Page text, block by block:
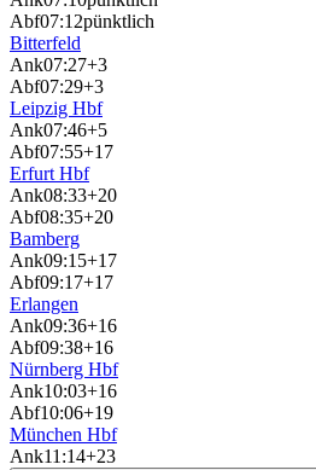
Abf07:12pünktlich
Bitterfeld
Ank07:27+3
Abf07:29+3
Leipzig Hbf
Ank07:46+5
Abf07:55+17
Erfurt Hbf
Ank08:33+20
Abf08:35+20
Bamberg
Ank09:15+17
Abf09:17+17
Erlangen
Ank09:36+16
Abf09:38+16
Nürnberg Hbf
Ank10:03+16
Abf10:06+19
München Hbf
Ank11:14+23